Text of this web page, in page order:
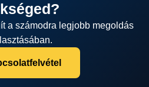
a számodra legjobb megoldás